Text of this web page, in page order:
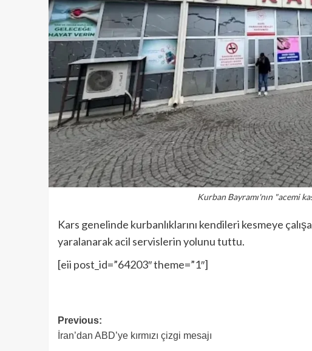
Kurban Bayramı'nın "acemi
Kars genelinde kurbanlıklarını kendileri kesmeye
yaralanarak acil servislerin yolunu tuttu.
[eii post_id=”64203″ theme=”1″]
Previous:
İran’dan ABD’ye kırmızı çizgi mesajı